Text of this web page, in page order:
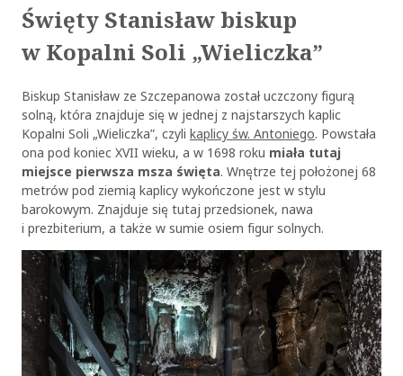
Święty Stanisław biskup
w Kopalni Soli „Wieliczka”
Biskup Stanisław ze Szczepanowa został uczczony figurą
solną, która znajduje się w jednej z najstarszych kaplic
Kopalni Soli „Wieliczka”, czyli kaplicy św. Antoniego. Powstała
ona pod koniec XVII wieku, a w 1698 roku miała tutaj
miejsce pierwsza msza święta. Wnętrze tej położonej 68
metrów pod ziemią kaplicy wykończone jest w stylu
barokowym. Znajduje się tutaj przedsionek, nawa
i prezbiterium, a także w sumie osiem figur solnych.